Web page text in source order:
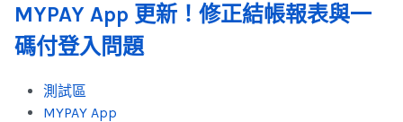
MYPAY App 更新！修正結帳報表與一
碼付登入問題
測試區
MYPAY App